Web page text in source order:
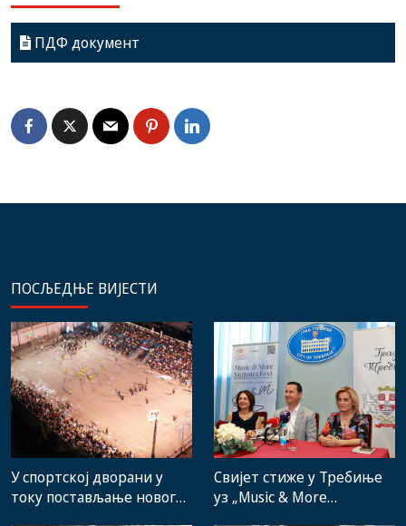
ПДФ документ
ПОСЉЕДЊЕ ВИЈЕСТИ
У спортској дворани у
току постављање новог
Свијет стиже у Требиње
уз „Music & More